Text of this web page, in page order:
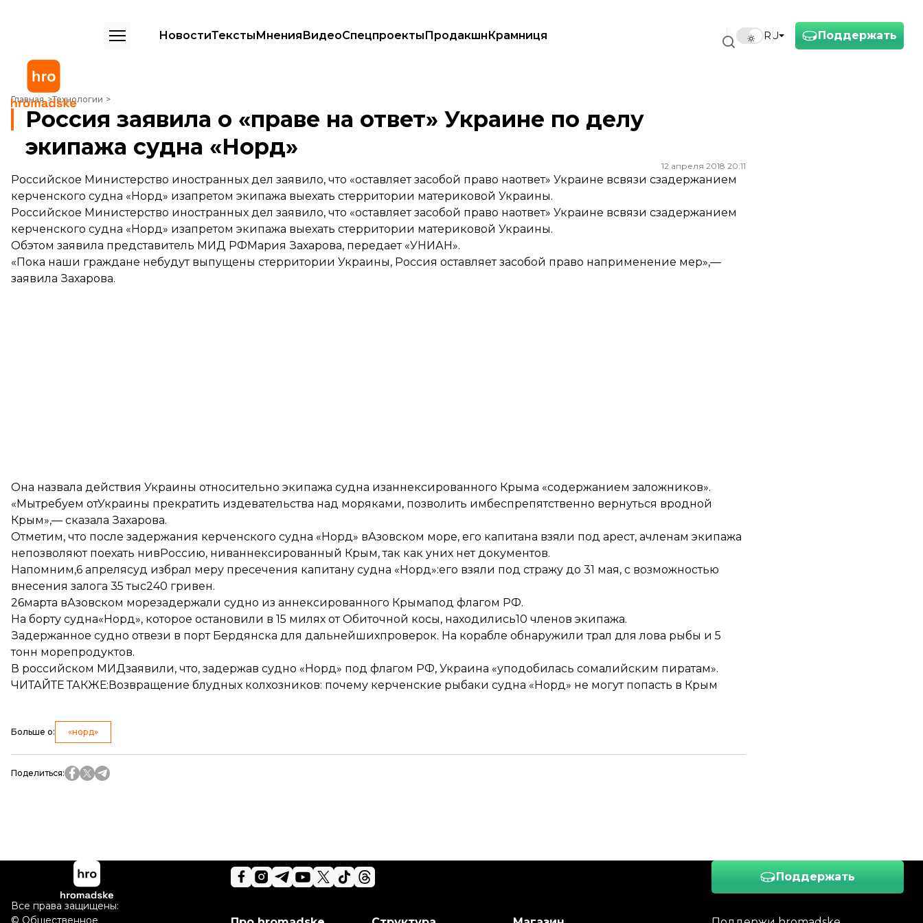
Поддержать
RU
НовостиТекстыМненияВидеоСпецпроектыПродакшнКрамниця
Главная Технологии
Россия заявила о «праве на ответ» Украине по делу экипажа судна «Норд»
Россия заявила о «праве на ответ» Украине по делу
экипажа судна «Норд»
12 апреля 2018 20:11
Российское Министерство иностранных дел заявило, что «оставляет засобой право наответ» Украине всвязи сзадержанием
керченского судна «Норд» изапретом экипажа выехать стерритории материковой Украины.
Российское Министерство иностранных дел заявило, что «оставляет засобой право наответ» Украине всвязи сзадержанием
керченского судна «Норд» изапретом экипажа выехать стерритории материковой Украины.
Обэтом заявила представитель МИД РФМария Захарова, передает«УНИАН».
«Пока наши граждане небудут выпущены стерритории Украины, Россия оставляет засобой право наприменение мер»,—
заявила Захарова.
Она назвала действия Украины относительно экипажа судна изаннексированного Крыма «содержанием заложников».
«Мытребуем отУкраины прекратить издевательства над моряками, позволить имбеспрепятственно вернуться вродной
Крым»,— сказала Захарова.
Отметим, что после задержания керченского судна «Норд» вАзовском море, его капитана взяли под арест, ачленам экипажа
непозволяют поехать нивРоссию, ниваннексированный Крым, так как уних нет документов.
Напомним,6 апрелясуд избрал меру пресечения капитану судна «Норд»:его взяли под стражу до 31 мая, с возможностью
внесения залога 35 тыс240 гривен.
26марта вАзовском морезадержали судно из аннексированного Крымапод флагом РФ.
На борту судна«Норд», которое остановили в 15 милях от Обиточной косы, находились10 членов экипажа.
Задержанное судно отвези в порт Бердянска для дальнейшихпроверок. На корабле обнаружили трал для лова рыбы и 5
тонн морепродуктов.
В российском МИДзаявили, что, задержав судно «Норд» под флагом РФ, Украина «уподобилась сомалийским пиратам».
ЧИТАЙТЕ ТАКЖЕ:Возвращение блудных колхозников: почему керченские рыбаки судна «Норд» не могут попасть в Крым
Больше о: «норд»
Поделиться:
Поддержать
Все права защищены: